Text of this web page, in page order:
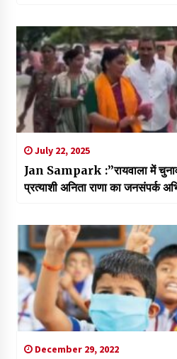
July 22, 2025
Jan Sampark :”रायवाला में चुनावी
प्रत्याशी अनिता राणा का जनसंपर्क
December 29, 2022